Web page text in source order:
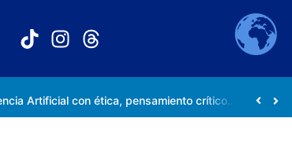
Inteligencia Artificial con ética, pensamiento crítico y compromiso social